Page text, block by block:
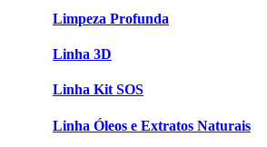
Limpeza Profunda
Linha 3D
Linha Kit SOS
Linha Óleos e Extratos Naturais